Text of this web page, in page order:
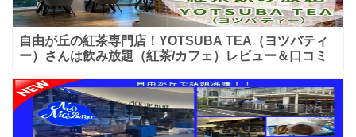
自由が丘の紅茶専門店！YOTSUBA TEA（ヨツバティ
ー）さんは飲み放題（紅茶/カフェ）レビュー＆口コミ